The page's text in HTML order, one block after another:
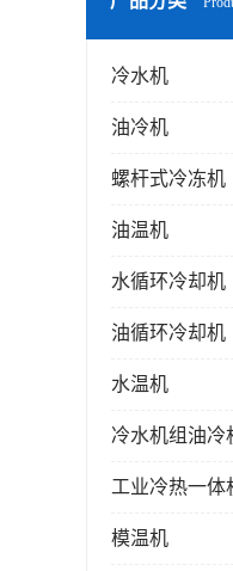
冷水机
油冷机
螺杆式冷冻机
油温机
水循环冷却机
油循环冷却机
水温机
冷水机组油冷
工业冷热一体
模温机